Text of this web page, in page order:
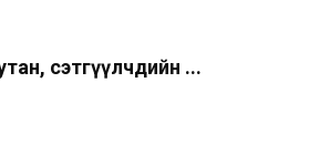
сэтгүүлчдийн ...